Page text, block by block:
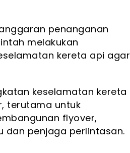
penanganan
melakukan
kereta api agar
keselamatan kereta
terutama untuk
flyover,
dan penjaga perlintasan.